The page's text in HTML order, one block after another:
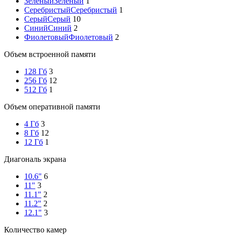
СеребристыйСеребристый 1
СерыйСерый 10
СинийСиний 2
ФиолетовыйФиолетовый 2
Объем встроенной памяти
128 Гб 3
256 Гб 12
512 Гб 1
Объем оперативной памяти
4 Гб 3
8 Гб 12
12 Гб 1
Диагональ экрана
10.6" 6
11" 3
11.1" 2
11.2" 2
12.1" 3
Количество камер